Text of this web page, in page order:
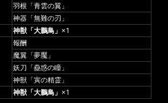
羽根「青雲の翼」
神器「無難の刃」
神獣「大鵬鳥」 ×1
報酬
魔翼「夢魘」
妖刀「蠱惑の瞳」
神獣「寅の精霊」
神獣「大鵬鳥」 ×1